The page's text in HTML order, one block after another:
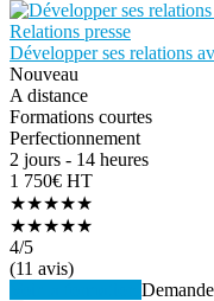
Relations presse
Développer ses relations
Nouveau
A distance
Formations courtes
Perfectionnement
2 jours - 14 heures
1 750€ HT
★★★★★
★★★★★
4/5
(11 avis)